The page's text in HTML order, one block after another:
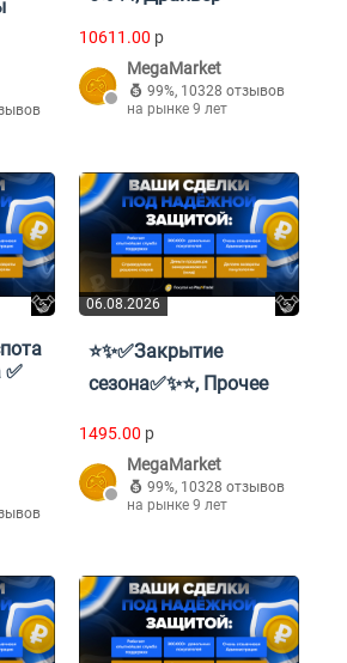
10611.00 p
MegaMarket
99%, 10328 отзывов
на рынке 9 лет
06.08.2026
⭐✨✅Закрытие
сезона✅✨⭐, Прочее
1495.00 p
MegaMarket
99%, 10328 отзывов
на рынке 9 лет